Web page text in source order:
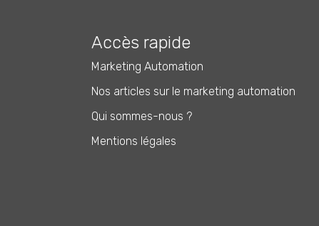
Accès rapide
Marketing Automation
Nos articles sur le marketing automation
Qui sommes-nous ?
Mentions légales